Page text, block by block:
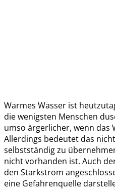
Warmes Wasser ist
die wenigsten Menschen
umso ärgerlicher, wenn das
Allerdings bedeutet das
selbstständig zu
nicht vorhanden ist. Auch
den Starkstrom
eine Gefahrenquelle